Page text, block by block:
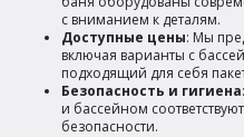
с вниманием к деталям.
Доступные цены: Мы
включая варианты с
подходящий для себя
Безопасность и гигиена
и бассейном
безопасности.